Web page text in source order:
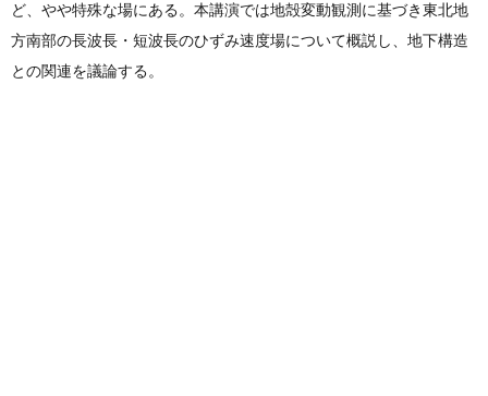
ど、やや特殊な場にある。本講演では地殻変動観測に基づき東北地
方南部の長波長・短波長のひずみ速度場について概説し、地下構造
との関連を議論する。